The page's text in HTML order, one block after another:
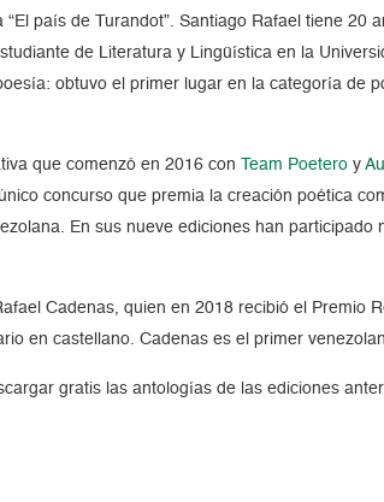
“El país de Turandot”. Santiago Rafael tiene 20
de Literatura y Lingüística en la
obtuvo el primer lugar en la categoría de
que comenzó en 2016 conTeam Poetero y
concurso que premia la creación poética
En sus nueve ediciones han
Cadenas, quien en 2018 recibió el Premio
en castellano. Cadenas es el primer
gratis las antologías de las ediciones